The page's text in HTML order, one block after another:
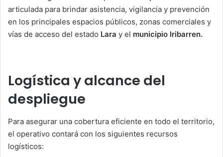
articulada para brindar asistencia, vigilancia y prevención
en los principales espacios públicos, zonas comerciales y
vías de acceso del estado Lara y el municipio Iribarren.
Logística y alcance del
despliegue
Para asegurar una cobertura eficiente en todo el territorio,
el operativo contará con los siguientes recursos
logísticos: